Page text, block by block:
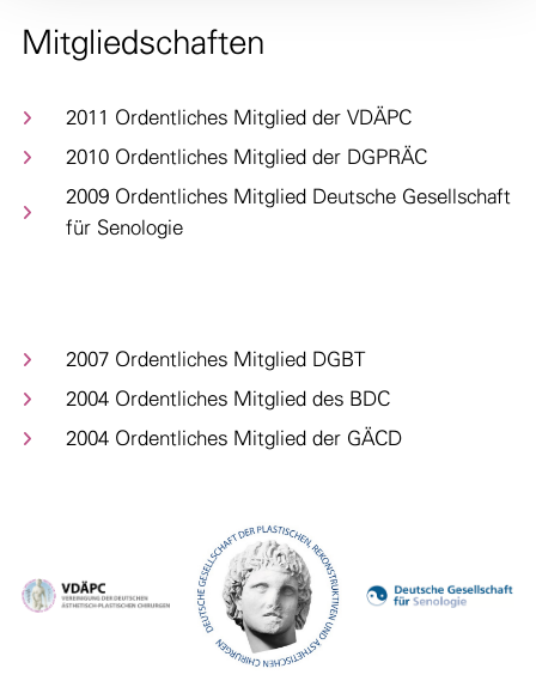
Mitgliedschaften
2011 Ordentliches Mitglied der VDÄPC
2010 Ordentliches Mitglied der DGPRÄC
2009 Ordentliches Mitglied Deutsche Gesellschaft
für Senologie
2007 Ordentliches Mitglied DGBT
2004 Ordentliches Mitglied des BDC
2004 Ordentliches Mitglied der GÄCD